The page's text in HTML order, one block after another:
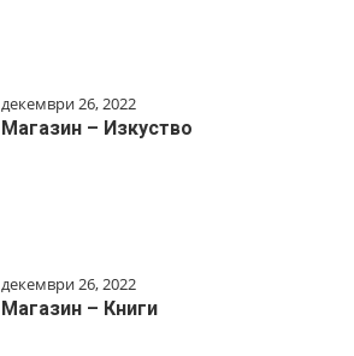
декември 26, 2022
Магазин – Изкуство
декември 26, 2022
Магазин – Книги